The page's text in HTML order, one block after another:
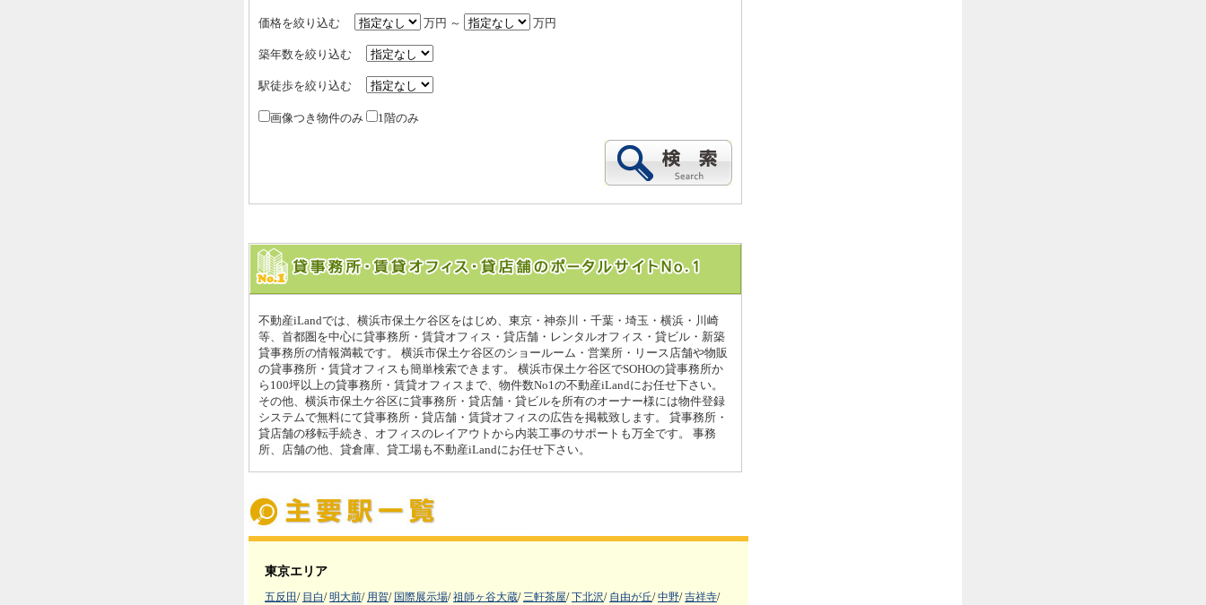
価格を絞り込む 万円 ～ 万円
築年数を絞り込む
駅徒歩を絞り込む
画像つき物件のみ 1階のみ
不動産iLandでは、横浜市保土ケ谷区をはじめ、東京・神奈川・千葉・埼玉・横浜・川崎
等、首都圏を中心に貸事務所・賃貸オフィス・貸店舗・レンタルオフィス・貸ビル・新築
貸事務所の情報満載です。 横浜市保土ケ谷区のショールーム・営業所・リース店舗や物販
の貸事務所・賃貸オフィスも簡単検索できます。 横浜市保土ケ谷区でSOHOの貸事務所か
ら100坪以上の貸事務所・賃貸オフィスまで、物件数No1の不動産iLandにお任せ下さい。
その他、横浜市保土ケ谷区に貸事務所・貸店舗・貸ビルを所有のオーナー様には物件登録
システムで無料にて貸事務所・貸店舗・賃貸オフィスの広告を掲載致します。 貸事務所・
貸店舗の移転手続き、オフィスのレイアウトから内装工事のサポートも万全です。 事務
所、店舗の他、貸倉庫、貸工場も不動産iLandにお任せ下さい。
東京エリア
五反田/ 目白/ 明大前/ 用賀/ 国際展示場/ 祖師ヶ谷大蔵/ 三軒茶屋/ 下北沢/ 自由が丘/ 中野/ 吉祥寺/